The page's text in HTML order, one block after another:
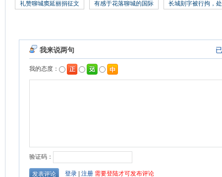
礼赞聊城窦延丽捐征文 有感于花落聊城的国际 长城刻字被行拘，